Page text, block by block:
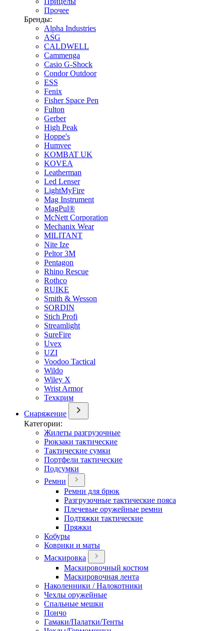
Прочее
Бренды:
Alpha Industries
ASG
CALDWELL
Cammenga
Casio G-Shock
Condor Outdoor
ESS
Fenix
Fisher Space Pen
Fulton
Gerber
High Peak
Hoppe's
Humvee
KOMBAT UK
KOVEA
Leatherman
Led Lenser
LightMyFire
Mag Instrument
MagPul®
McNett Corporation
Mechanix Wear
MILITANT
Nite Ize
Peltor 3M
Pentagon
Rhino Rescue
Rothco
RUIKE
Smith & Wesson
SORDIN
Stich Profi
Streamlight
SureFire
Uvex
UZI
Voodoo Tactical
Wildo
Wiley X
Wrist Armor
Техкрим
Снаряжение
Категории:
Жилеты разгрузочные
Рюкзаки тактические
Тактические сумки
Портфели тактические
Подсумки
Ремни
Ремни для брюк
Разгрузочные тактические пояса
Плечевые оружейные ремни
Подтяжки тактические
Пряжки
Кобуры
Коврики и маты
Маскировка
Маскировочный костюм
Маскировочная лента
Наколенники / Налокотники
Чехлы оружейные
Спальные мешки
Пончо
Гамаки/Палатки/Тенты